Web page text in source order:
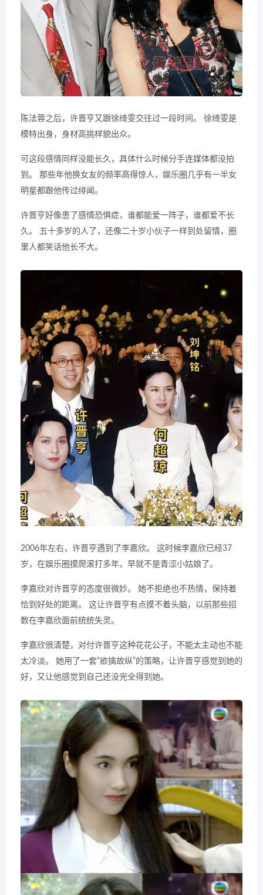
陈法蓉之后，许晋亨又跟徐绮雯交往过一段时间。 徐绮雯是
模特出身，身材高挑样貌出众。
可这段感情同样没能长久，具体什么时候分手连媒体都没拍
到。 那些年他换女友的频率高得惊人，娱乐圈几乎有一半女
明星都跟他传过绯闻。
许晋亨好像患了感情恐惧症，谁都能爱一阵子，谁都爱不长
久。 五十多岁的人了，还像二十岁小伙子一样到处留情，圈
里人都笑话他长不大。
2006年左右，许晋亨遇到了李嘉欣。 这时候李嘉欣已经37
岁，在娱乐圈摸爬滚打多年，早就不是青涩小姑娘了。
李嘉欣对许晋亨的态度很微妙。 她不拒绝也不热情，保持着
恰到好处的距离。 这让许晋亨有点摸不着头脑，以前那些招
数在李嘉欣面前统统失灵。
李嘉欣很清楚，对付许晋亨这种花花公子，不能太主动也不能
太冷淡。 她用了一套“欲擒故纵”的策略，让许晋亨感觉到她的
好，又让他感觉到自己还没完全得到她。